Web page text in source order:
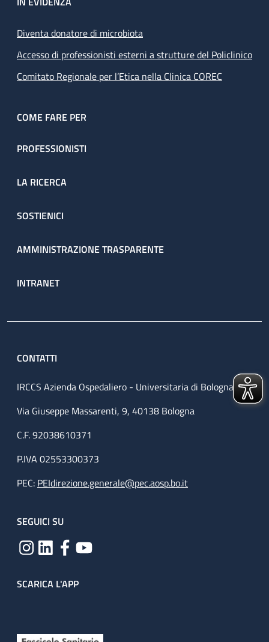
Diventa donatore di microbiota
Accesso di professionisti esterni a strutture del Policlinico
Comitato Regionale per l’Etica nella Clinica COREC
COME FARE PER
PROFESSIONISTI
LA RICERCA
SOSTIENICI
AMMINISTRAZIONE TRASPARENTE
INTRANET
CONTATTI
IRCCS Azienda Ospedaliero - Universitaria di Bologna
Via Giuseppe Massarenti, 9, 40138 Bologna
C.F. 92038610371
P.IVA 02553300373
PEC: PEIdirezione.generale@pec.aosp.bo.it
SEGUICI SU
SCARICA L'APP